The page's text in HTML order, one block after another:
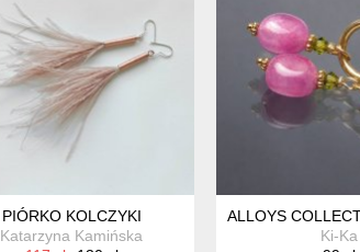
PIÓRKO KOLCZYKI
Katarzyna Kamińska
ALLOYS
Ki-Ka